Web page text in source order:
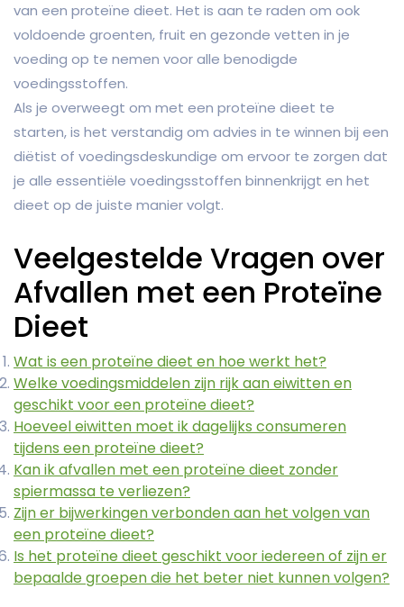
van een proteïne dieet. Het is aan te raden om ook
voldoende groenten, fruit en gezonde vetten in je
voeding op te nemen voor alle benodigde
voedingsstoffen.
Als je overweegt om met een proteïne dieet te
starten, is het verstandig om advies in te winnen bij een
diëtist of voedingsdeskundige om ervoor te zorgen dat
je alle essentiële voedingsstoffen binnenkrijgt en het
dieet op de juiste manier volgt.
Veelgestelde Vragen over
Afvallen met een Proteïne
Dieet
Wat is een proteïne dieet en hoe werkt het?
Welke voedingsmiddelen zijn rijk aan eiwitten en
geschikt voor een proteïne dieet?
Hoeveel eiwitten moet ik dagelijks consumeren
tijdens een proteïne dieet?
Kan ik afvallen met een proteïne dieet zonder
spiermassa te verliezen?
Zijn er bijwerkingen verbonden aan het volgen van
een proteïne dieet?
Is het proteïne dieet geschikt voor iedereen of zijn er
bepaalde groepen die het beter niet kunnen volgen?